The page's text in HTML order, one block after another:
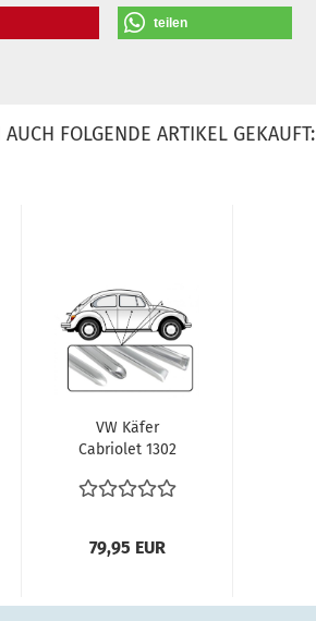
teilen
FOLGENDE ARTIKEL GEKAUFT:
VW Käfer
Cabriolet 1302
an der
79,95 EUR